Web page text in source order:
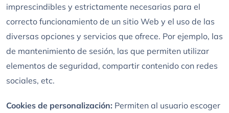
imprescindibles y estrictamente necesarias para el
correcto funcionamiento de un sitio Web y el uso de las
diversas opciones y servicios que ofrece. Por ejemplo, las
de mantenimiento de sesión, las que permiten utilizar
elementos de seguridad, compartir contenido con redes
sociales, etc.
Cookies de personalización: Permiten al usuario escoger